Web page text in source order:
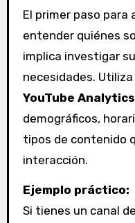
El primer paso
entender quiénes
implica investigar
necesidades.
YouTube Analytics
demográficos,
tipos de contenido
interacción.
Ejemplo práctico:
Si tienes un canal